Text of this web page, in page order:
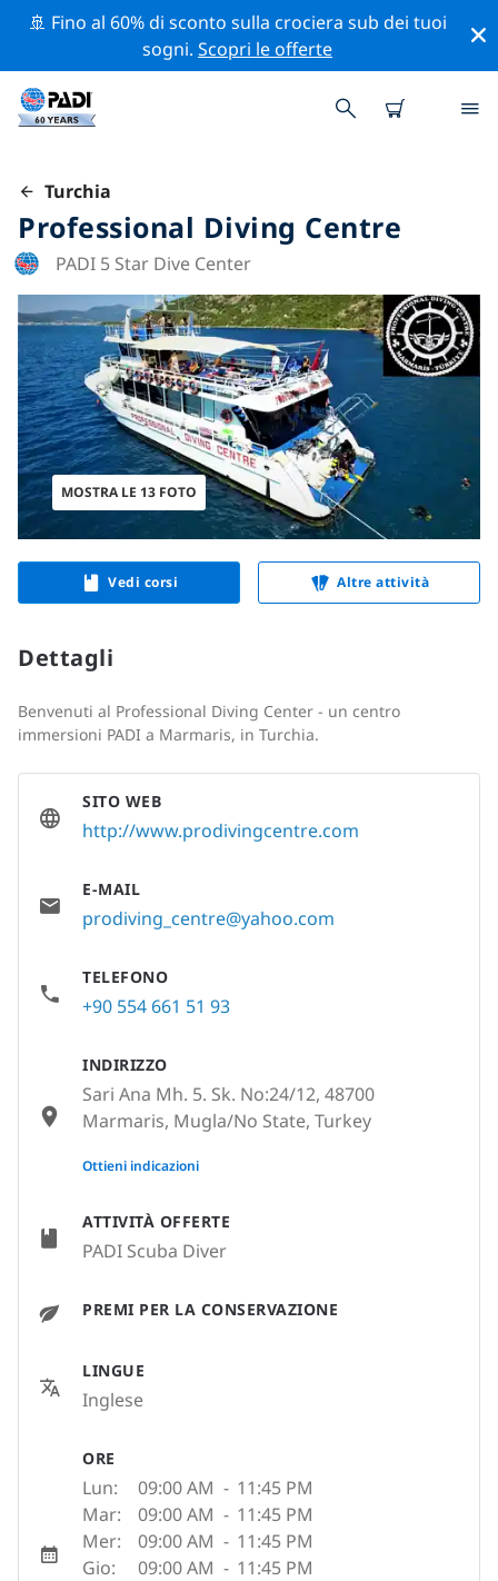
🚢 Fino al 60% di sconto sulla crociera sub dei tuoi
sogni.Scopri le offerte
Turchia
Professional Diving Centre
PADI 5 Star Dive Center
MOSTRA LE 13 FOTO
Vedi corsi Altre attività
Dettagli
Benvenuti al Professional Diving Center - un centro
immersioni PADI a Marmaris, in Turchia.
ATTIVITÀ OFFERTE
PADI Scuba Diver
PREMI PER LA CONSERVAZIONE
LINGUE
Inglese
ORE
Lun: 09:00 AM - 11:45 PM
Mar:
09:00 AM - 11:45 PM
Mer:
09:00 AM - 11:45 PM
Gio:
09:00 AM - 11:45 PM
SITO WEB
http://www.prodivingcentre.com
E-MAIL
prodiving_centre@yahoo.com
TELEFONO
+90 554 661 51 93
INDIRIZZO
Sari Ana Mh. 5. Sk. No:24/12, 48700
Marmaris, Mugla/No State, Turkey
None
Ottieni indicazioni